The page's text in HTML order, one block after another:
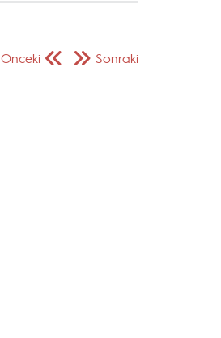
Önceki Sonraki